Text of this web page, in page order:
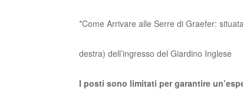
*Come Arrivare alle Serre di Graefer:
destra) dell’ingresso del Giardino Inglese
I posti sono limitati per garantire